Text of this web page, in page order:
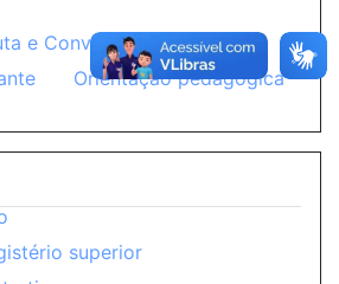
e Convivência Discente
Orientação pedagógica
superior